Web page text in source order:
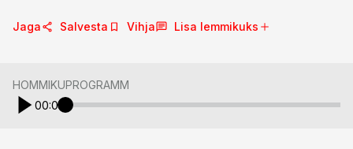
Jaga Salvesta Vihja Lisa lemmikuks
HOMMIKUPROGRAMM
00:00